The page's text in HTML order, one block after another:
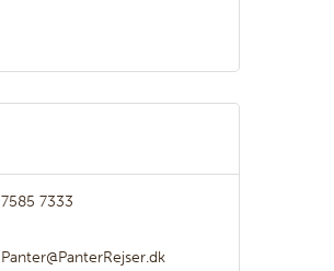
7585 7333
Panter@PanterRejser.dk